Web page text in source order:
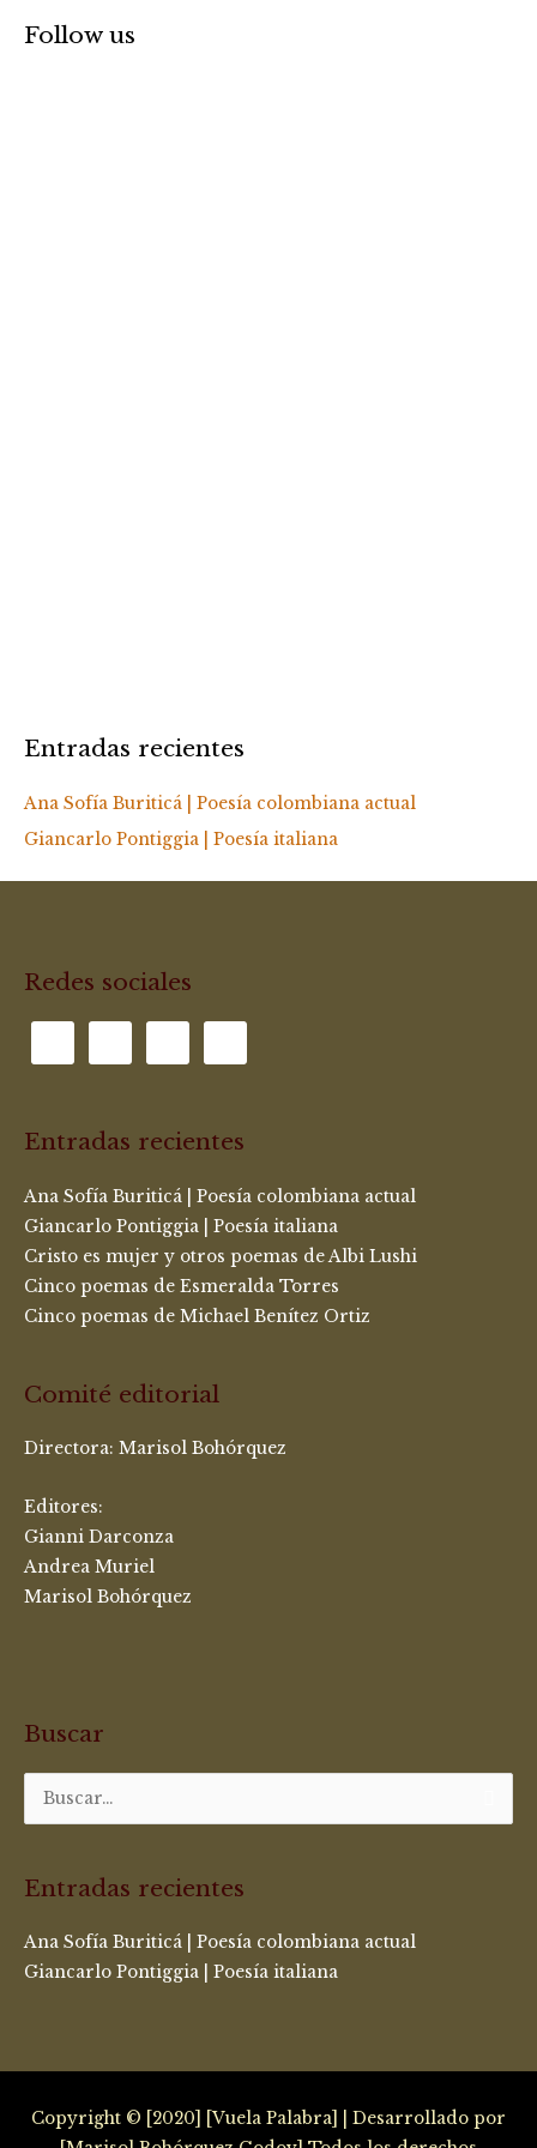
Follow us
Entradas recientes
Ana Sofía Buriticá | Poesía colombiana actual
Giancarlo Pontiggia | Poesía italiana
Redes sociales
Entradas recientes
Ana Sofía Buriticá | Poesía colombiana actual
Giancarlo Pontiggia | Poesía italiana
Cristo es mujer y otros poemas de Albi Lushi
Cinco poemas de Esmeralda Torres
Cinco poemas de Michael Benítez Ortiz
Comité editorial
Directora: Marisol Bohórquez
Editores:
Gianni Darconza
Andrea Muriel
Marisol Bohórquez
Buscar
Buscar
Entradas recientes
Ana Sofía Buriticá | Poesía colombiana actual
Giancarlo Pontiggia | Poesía italiana
Copyright © [2020] [Vuela Palabra] | Desarrollado por